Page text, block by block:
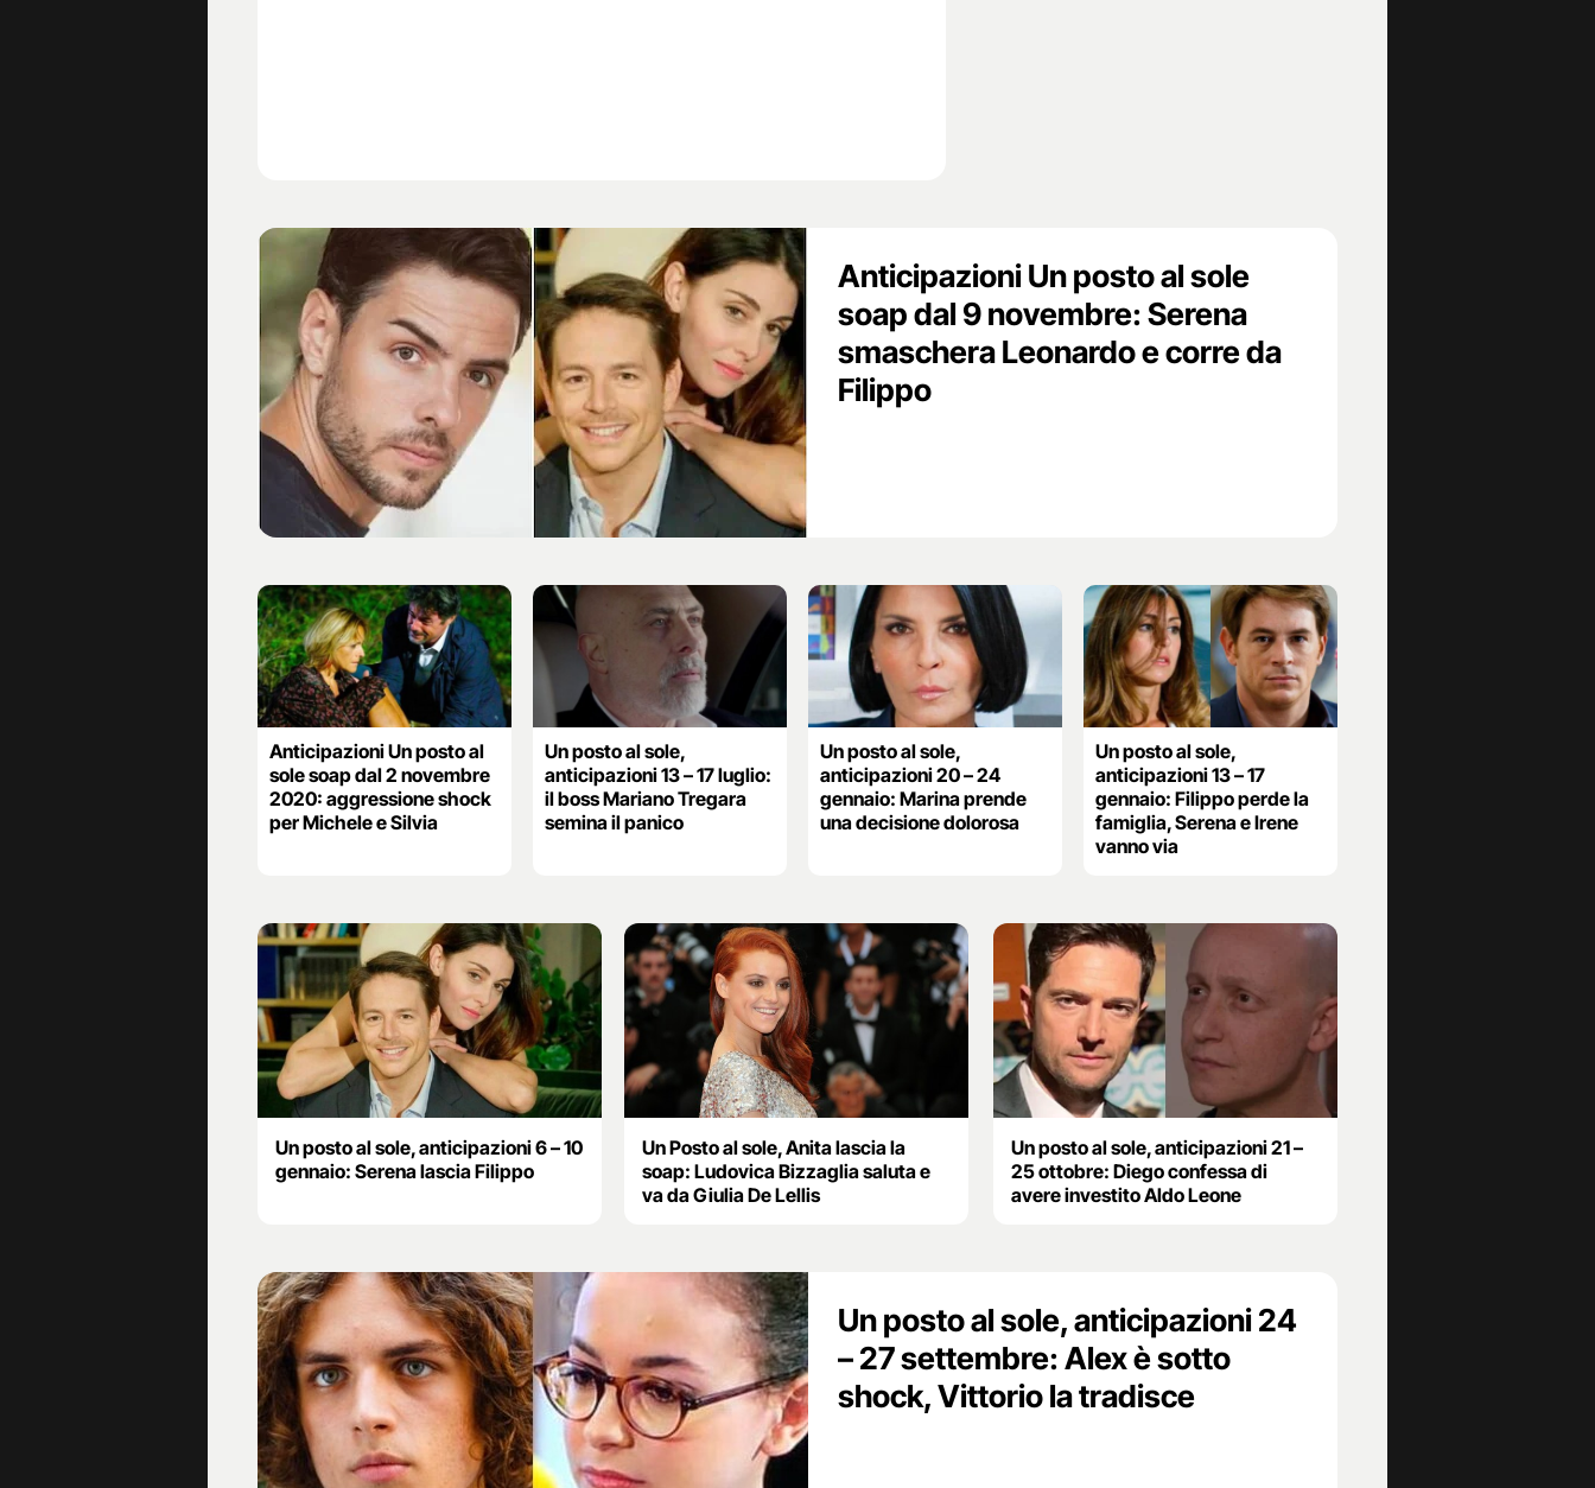
Anticipazioni Un posto al sole
soap dal 9 novembre: Serena
smaschera Leonardo e corre da
Filippo
Anticipazioni Un posto al
sole soap dal 2 novembre
2020: aggressione shock
per Michele e Silvia
Un posto al sole,
anticipazioni 13 – 17 luglio:
il boss Mariano Tregara
semina il panico
Un posto al sole,
anticipazioni 20 – 24
gennaio: Marina prende
una decisione dolorosa
Un posto al sole,
anticipazioni 13 – 17
gennaio: Filippo perde la
famiglia, Serena e Irene
vanno via
Un posto al sole, anticipazioni 6 – 10
gennaio: Serena lascia Filippo
Un Posto al sole, Anita lascia la
soap: Ludovica Bizzaglia saluta e
va da Giulia De Lellis
Un posto al sole, anticipazioni 21 –
25 ottobre: Diego confessa di
avere investito Aldo Leone
Un posto al sole, anticipazioni 24
– 27 settembre: Alex è sotto
shock, Vittorio la tradisce